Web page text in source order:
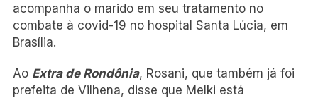
acompanha o marido em seu tratamento no
combate à covid-19 no hospital Santa Lúcia, em
Brasília.
Ao Extra de Rondônia, Rosani, que também já foi
prefeita de Vilhena, disse que Melki está